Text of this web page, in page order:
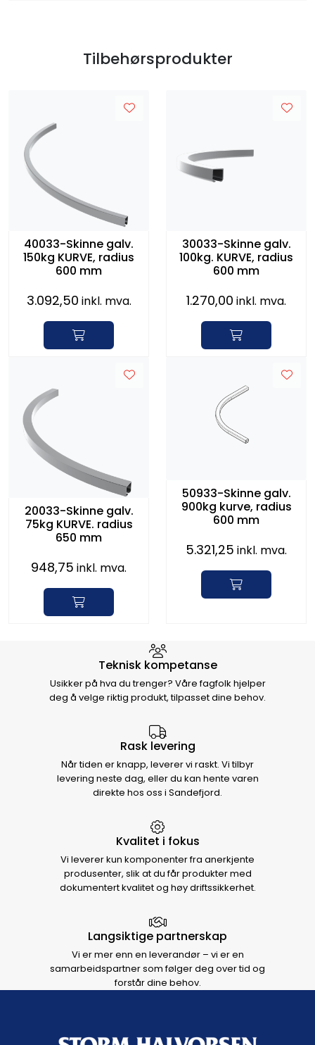
Tilbehørsprodukter
40033-Skinne galv.
150kg KURVE, radius
600 mm
3.092,50 inkl. mva.
30033-Skinne galv.
100kg. KURVE, radius
600 mm
1.270,00 inkl. mva.
20033-Skinne galv.
75kg KURVE. radius
650 mm
948,75 inkl. mva.
50933-Skinne galv.
900kg kurve, radius
600 mm
5.321,25 inkl. mva.
Hvorfor velge Storm Halvorsen
Teknisk kompetanse
Usikker på hva du trenger? Våre fagfolk hjelper
deg å velge riktig produkt, tilpasset dine behov.
Rask levering
Når tiden er knapp, leverer vi raskt. Vi tilbyr
levering neste dag, eller du kan hente varen
direkte hos oss i Sandefjord.
Kvalitet i fokus
Vi leverer kun komponenter fra anerkjente
produsenter, slik at du får produkter med
dokumentert kvalitet og høy driftssikkerhet.
Langsiktige partnerskap
Vi er mer enn en leverandør – vi er en
samarbeidspartner som følger deg over tid og
forstår dine behov.